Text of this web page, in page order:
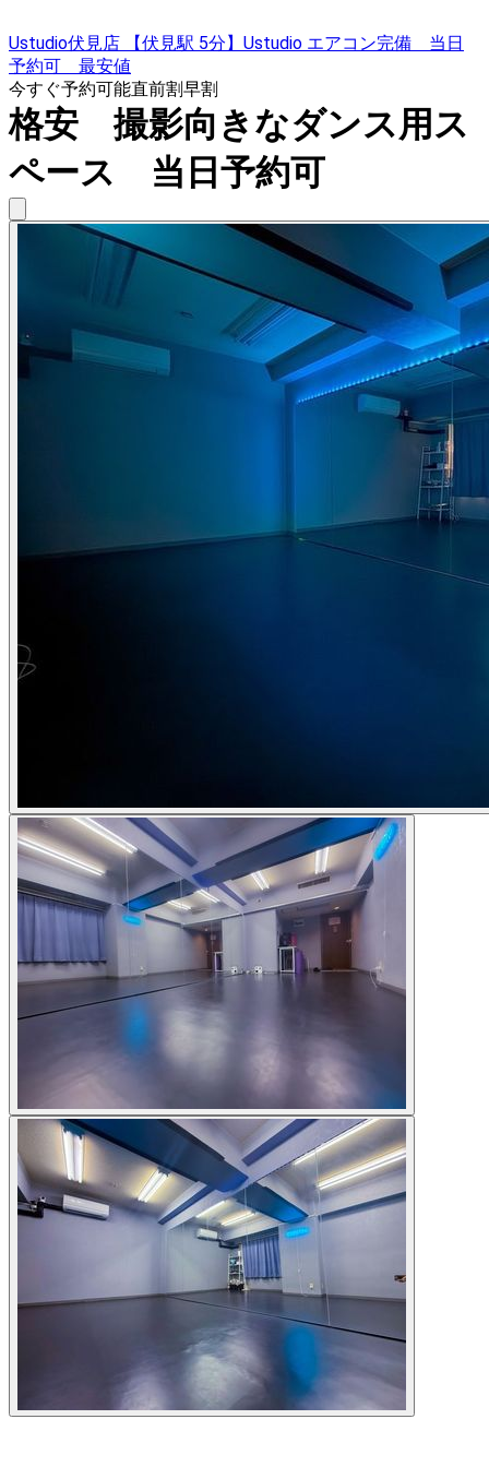
Ustudio伏見店 【伏見駅 5分】Ustudio エアコン完備 当日
予約可 最安値
今すぐ予約可能直前割早割
格安 撮影向きなダンス用ス
ペース 当日予約可